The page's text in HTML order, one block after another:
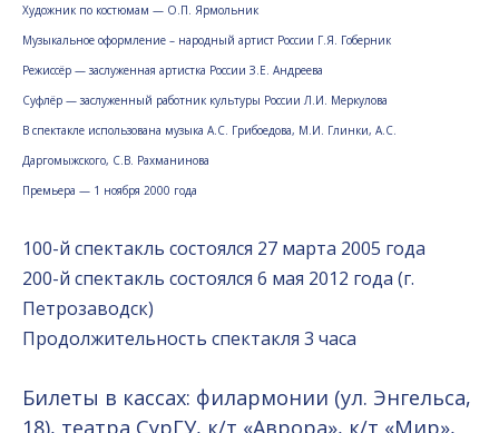
Художник по костюмам — О.П. Ярмольник
Музыкальное оформление – народный артист России Г.Я. Гоберник
Режиссёр — заслуженная артистка России З.Е. Андреева
Суфлёр — заслуженный работник культуры России Л.И. Меркулова
В спектакле использована музыка А.С. Грибоедова, М.И. Глинки, А.С.
Даргомыжского, С.В. Рахманинова
Премьера — 1 ноября 2000 года
100-й спектакль состоялся 27 марта 2005 года
200-й спектакль состоялся 6 мая 2012 года (г.
Петрозаводск)
Продолжительность спектакля 3 часа
Билеты в кассах: филармонии (ул. Энгельса,
18), театра СурГУ, к/т «Аврора», к/т «Мир»,